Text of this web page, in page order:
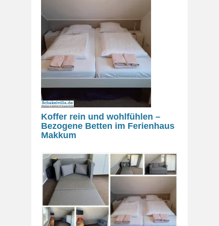
Koffer rein und wohlfühlen –
Bezogene Betten im Ferienhaus
Makkum